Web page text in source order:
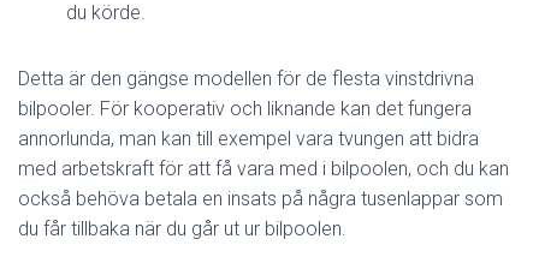
du körde.
Detta är den gängse modellen för de flesta vinstdrivna
bilpooler. För kooperativ och liknande kan det fungera
annorlunda, man kan till exempel vara tvungen att bidra
med arbetskraft för att få vara med i bilpoolen, och du kan
också behöva betala en insats på några tusenlappar som
du får tillbaka när du går ut ur bilpoolen.